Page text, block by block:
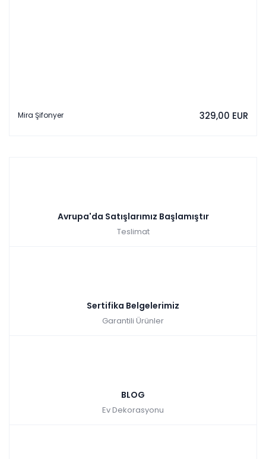
Mira Şifonyer 329,00 EUR
Avrupa'da Satışlarımız Başlamıştır
Teslimat
Sertifika Belgelerimiz
Garantili Ürünler
BLOG
Ev Dekorasyonu